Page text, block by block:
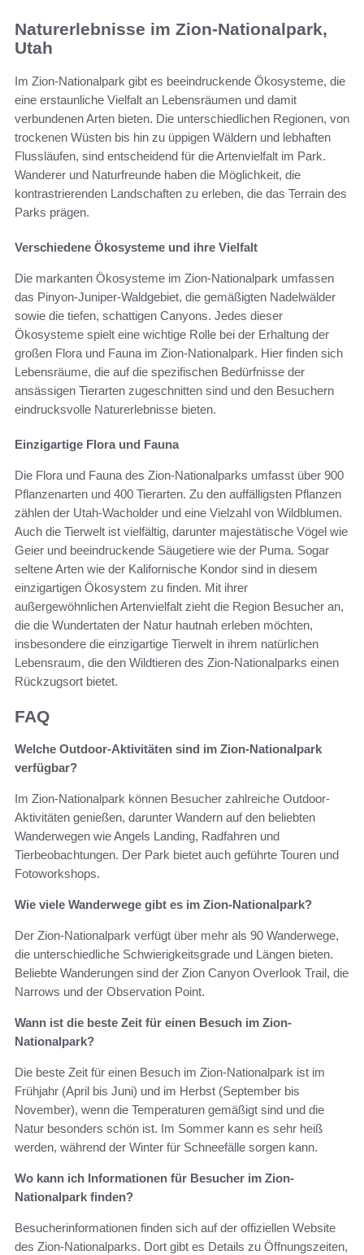
Naturerlebnisse im Zion-Nationalpark,
Utah
Im Zion-Nationalpark gibt es beeindruckende Ökosysteme, die
eine erstaunliche Vielfalt an Lebensräumen und damit
verbundenen Arten bieten. Die unterschiedlichen Regionen, von
trockenen Wüsten bis hin zu üppigen Wäldern und lebhaften
Flussläufen, sind entscheidend für die Artenvielfalt im Park.
Wanderer und Naturfreunde haben die Möglichkeit, die
kontrastrierenden Landschaften zu erleben, die das Terrain des
Parks prägen.
Verschiedene Ökosysteme und ihre Vielfalt
Die markanten Ökosysteme im Zion-Nationalpark umfassen
das Pinyon-Juniper-Waldgebiet, die gemäßigten Nadelwälder
sowie die tiefen, schattigen Canyons. Jedes dieser
Ökosysteme spielt eine wichtige Rolle bei der Erhaltung der
großen Flora und Fauna im Zion-Nationalpark. Hier finden sich
Lebensräume, die auf die spezifischen Bedürfnisse der
ansässigen Tierarten zugeschnitten sind und den Besuchern
eindrucksvolle Naturerlebnisse bieten.
Einzigartige Flora und Fauna
Die Flora und Fauna des Zion-Nationalparks umfasst über 900
Pflanzenarten und 400 Tierarten. Zu den auffälligsten Pflanzen
zählen der Utah-Wacholder und eine Vielzahl von Wildblumen.
Auch die Tierwelt ist vielfältig, darunter majestätische Vögel wie
Geier und beeindruckende Säugetiere wie der Puma. Sogar
seltene Arten wie der Kalifornische Kondor sind in diesem
einzigartigen Ökosystem zu finden. Mit ihrer
außergewöhnlichen Artenvielfalt zieht die Region Besucher an,
die die Wundertaten der Natur hautnah erleben möchten,
insbesondere die einzigartige Tierwelt in ihrem natürlichen
Lebensraum, die den Wildtieren des Zion-Nationalparks einen
Rückzugsort bietet.
FAQ
Welche Outdoor-Aktivitäten sind im Zion-Nationalpark
verfügbar?
Im Zion-Nationalpark können Besucher zahlreiche Outdoor-
Aktivitäten genießen, darunter Wandern auf den beliebten
Wanderwegen wie Angels Landing, Radfahren und
Tierbeobachtungen. Der Park bietet auch geführte Touren und
Fotoworkshops.
Wie viele Wanderwege gibt es im Zion-Nationalpark?
Der Zion-Nationalpark verfügt über mehr als 90 Wanderwege,
die unterschiedliche Schwierigkeitsgrade und Längen bieten.
Beliebte Wanderungen sind der Zion Canyon Overlook Trail, die
Narrows und der Observation Point.
Wann ist die beste Zeit für einen Besuch im Zion-
Nationalpark?
Die beste Zeit für einen Besuch im Zion-Nationalpark ist im
Frühjahr (April bis Juni) und im Herbst (September bis
November), wenn die Temperaturen gemäßigt sind und die
Natur besonders schön ist. Im Sommer kann es sehr heiß
werden, während der Winter für Schneefälle sorgen kann.
Wo kann ich Informationen für Besucher im Zion-
Nationalpark finden?
Besucherinformationen finden sich auf der offiziellen Website
des Zion-Nationalparks. Dort gibt es Details zu Öffnungszeiten,